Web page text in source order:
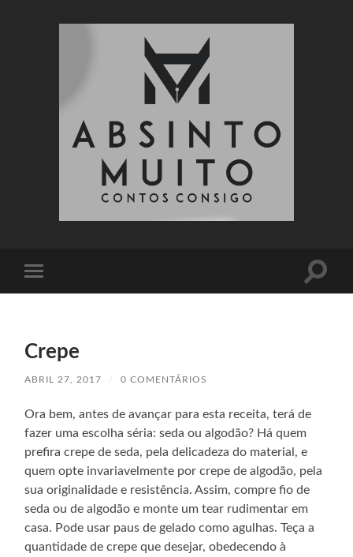
mobile
Toggle
Crepe
ABRIL 27, 2017 / 0 COMENTÁRIOS
Ora bem, antes de avançar para esta receita, terá de
fazer uma escolha séria: seda ou algodão? Há quem
prefira crepe de seda, pela delicadeza do material, e
quem opte invariavelmente por crepe de algodão, pela
sua originalidade e resistência. Assim, compre fio de
seda ou de algodão e monte um tear rudimentar em
casa. Pode usar paus de gelado como agulhas. Teça a
quantidade de crepe que desejar, obedecendo à